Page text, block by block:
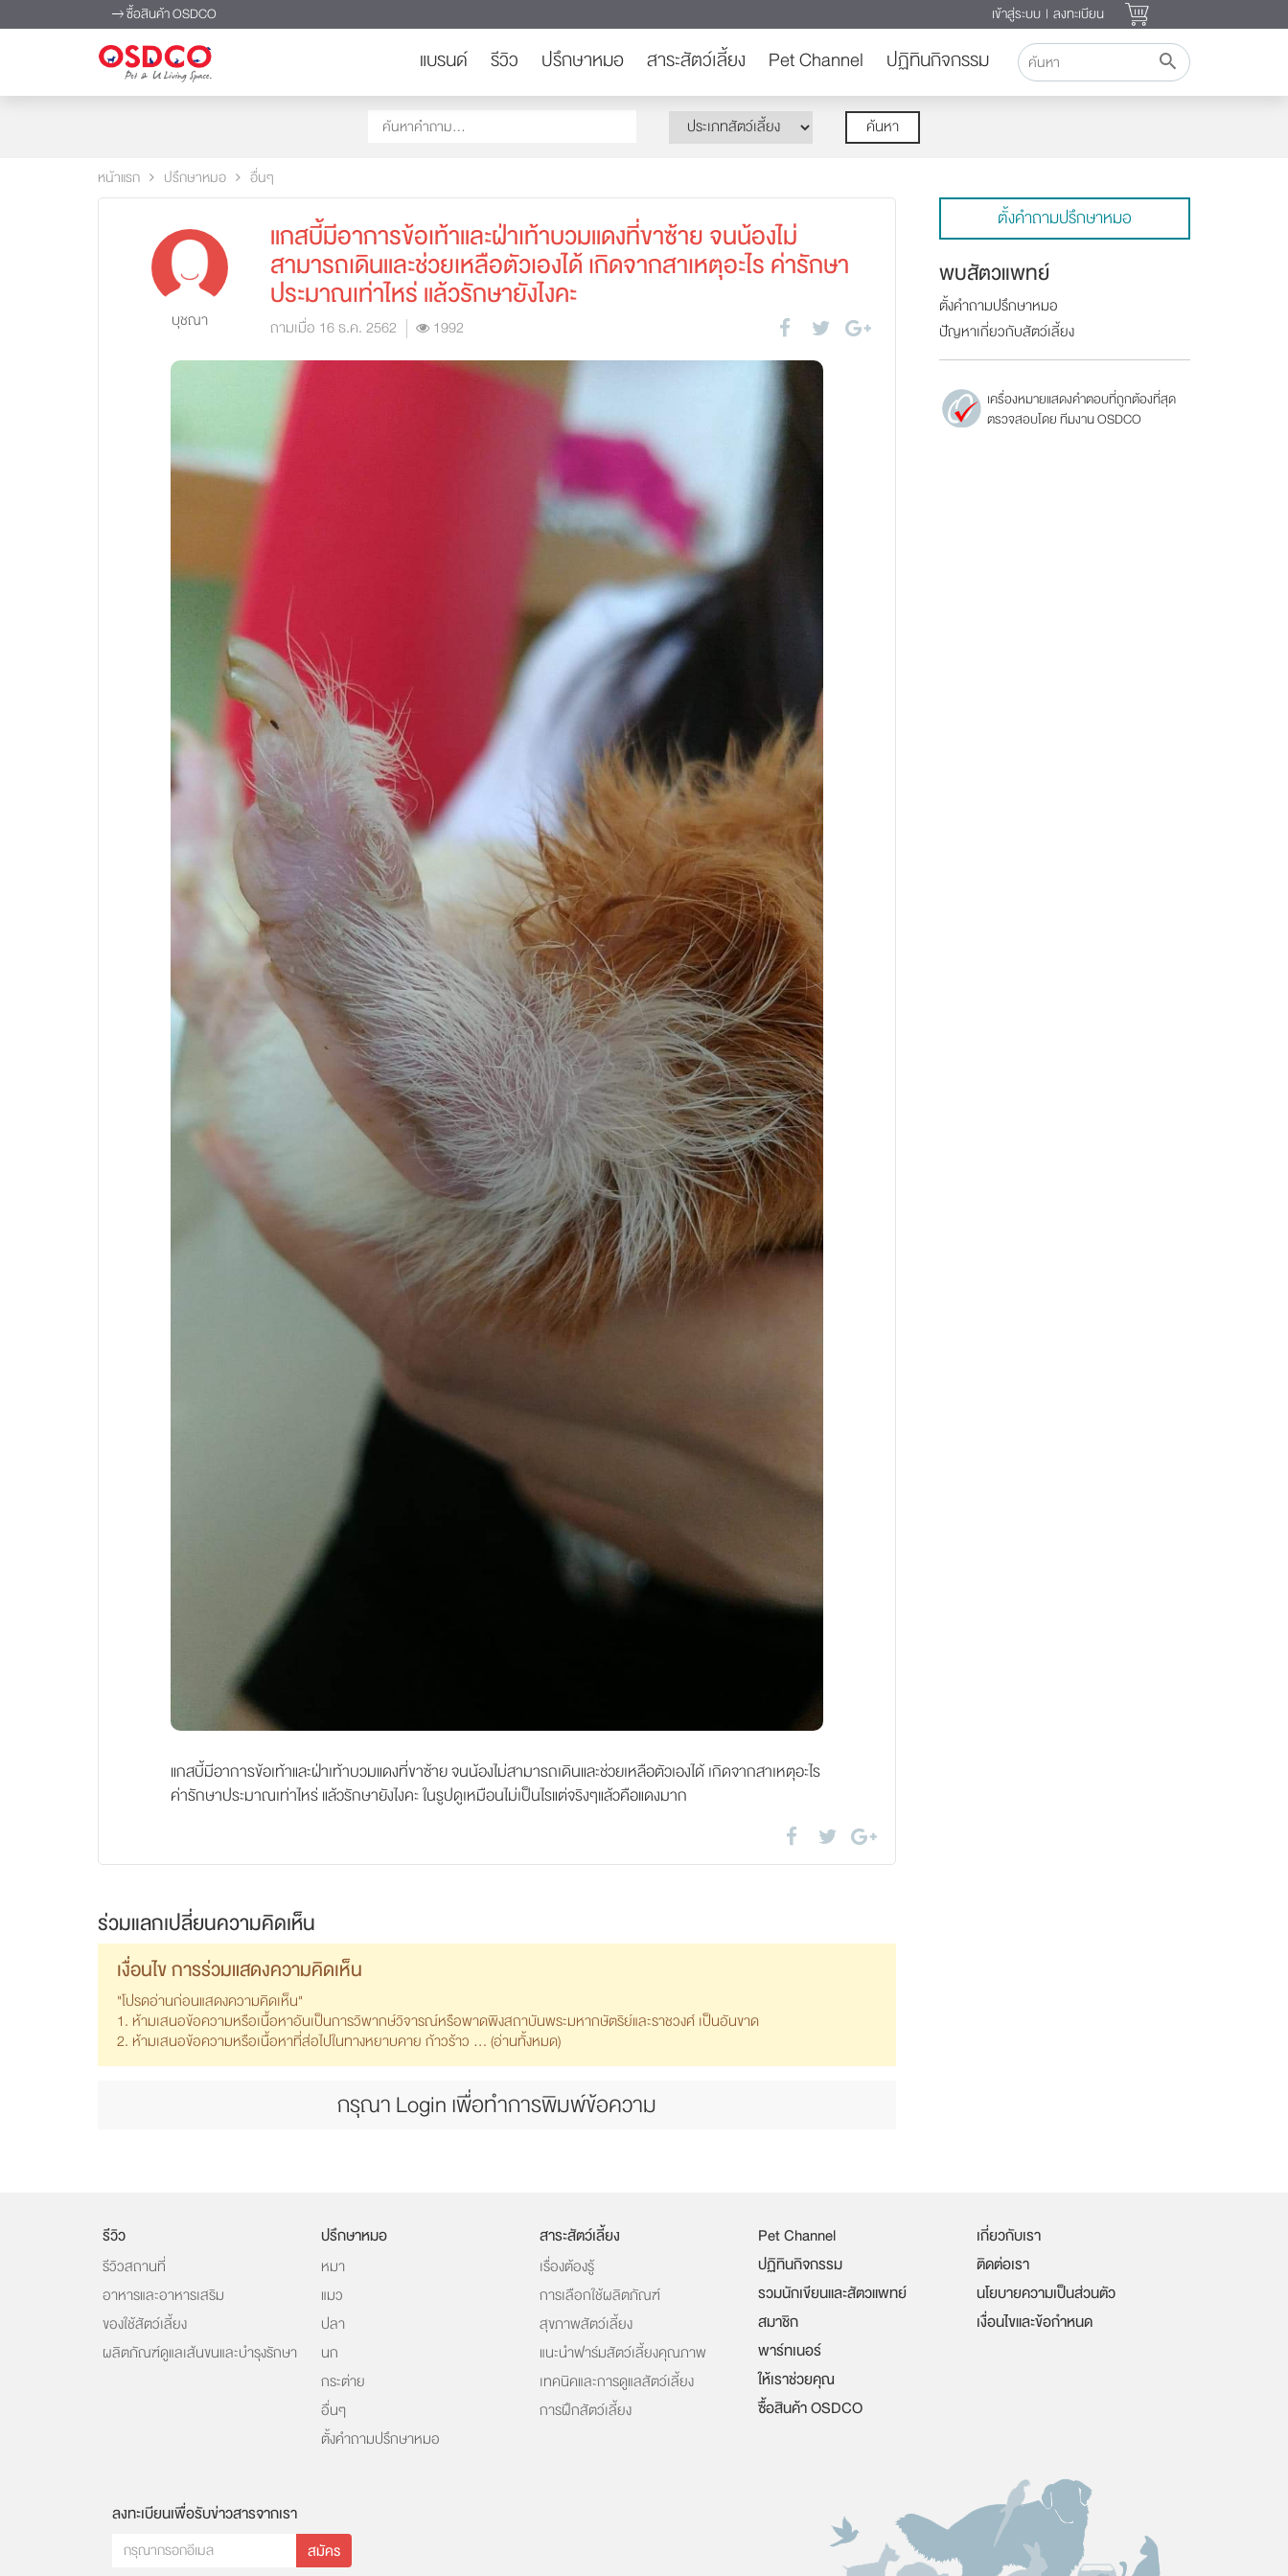
ซื้อสินค้า OSDCO เข้าสู่ระบบ | ลงทะเบียน
แบรนด์ รีวิว ปรึกษาหมอ สาระสัตว์เลี้ยง Pet Channel ปฏิทินกิจกรรม
ค้นหา
หน้าแรก ปรึกษาหมอ อื่นๆ
บุชณา
แกสบี้มีอาการข้อเท้าและฝ่าเท้าบวมแดงที่ขาซ้าย จนน้องไม่
สามารถเดินและช่วยเหลือตัวเองได้ เกิดจากสาเหตุอะไร ค่ารักษา
ประมาณเท่าไหร่ แล้วรักษายังไงคะ
ถามเมื่อ 16 ธ.ค. 2562 1992
แกสบี้มีอาการข้อเท้าและฝ่าเท้าบวมแดงที่ขาซ้าย จนน้องไม่สามารถเดินและช่วยเหลือตัวเองได้ เกิดจากสาเหตุอะไร
ค่ารักษาประมาณเท่าไหร่ แล้วรักษายังไงคะ ในรูปดูเหมือนไม่เป็นไรแต่จริงๆแล้วคือแดงมาก
ร่วมแลกเปลี่ยนความคิดเห็น
เงื่อนไข การร่วมแสดงความคิดเห็น
"โปรดอ่านก่อนแสดงความคิดเห็น"
1. ห้ามเสนอข้อความหรือเนื้อหาอันเป็นการวิพากษ์วิจารณ์หรือพาดพิงสถาบันพระมหากษัตริย์และราชวงศ์ เป็นอันขาด
2. ห้ามเสนอข้อความหรือเนื้อหาที่ส่อไปในทางหยาบคาย ก้าวร้าว ... (อ่านทั้งหมด)
กรุณา Login เพื่อทำการพิมพ์ข้อความ
ตั้งคำถามปรึกษาหมอ
พบสัตวแพทย์
ตั้งคำถามปรึกษาหมอ
ปัญหาเกี่ยวกับสัตว์เลี้ยง
เครื่องหมายแสดงคำตอบที่ถูกต้องที่สุด
ตรวจสอบโดย ทีมงาน OSDCO
รีวิว
รีวิวสถานที่
อาหารและอาหารเสริม
ของใช้สัตว์เลี้ยง
ผลิตภัณฑ์ดูแลเส้นขนและบำรุงรักษา
ปรึกษาหมอ
หมา
แมว
ปลา
นก
กระต่าย
อื่นๆ
ตั้งคำถามปรึกษาหมอ
สาระสัตว์เลี้ยง
เรื่องต้องรู้
การเลือกใช้ผลิตภัณฑ์
สุขภาพสัตว์เลี้ยง
แนะนำฟาร์มสัตว์เลี้ยงคุณภาพ
เทคนิคและการดูแลสัตว์เลี้ยง
การฝึกสัตว์เลี้ยง
Pet Channel
ปฏิทินกิจกรรม
รวมนักเขียนและสัตวแพทย์
สมาชิก
พาร์ทเนอร์
ให้เราช่วยคุณ
ซื้อสินค้า OSDCO
เกี่ยวกับเรา
ติดต่อเรา
นโยบายความเป็นส่วนตัว
เงื่อนไขและข้อกำหนด
ลงทะเบียนเพื่อรับข่าวสารจากเรา
สมัคร